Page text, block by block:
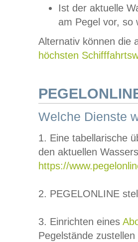
Ist der aktuelle
am Pegel vor,
Alternativ können die
höchsten
Welche Dienste
1. Eine tabellarische
den aktuellen
https://
2. PEGELONLINE
3. Einrichten eines
Pegelstände